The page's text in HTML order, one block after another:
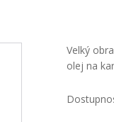
Velký
olej na